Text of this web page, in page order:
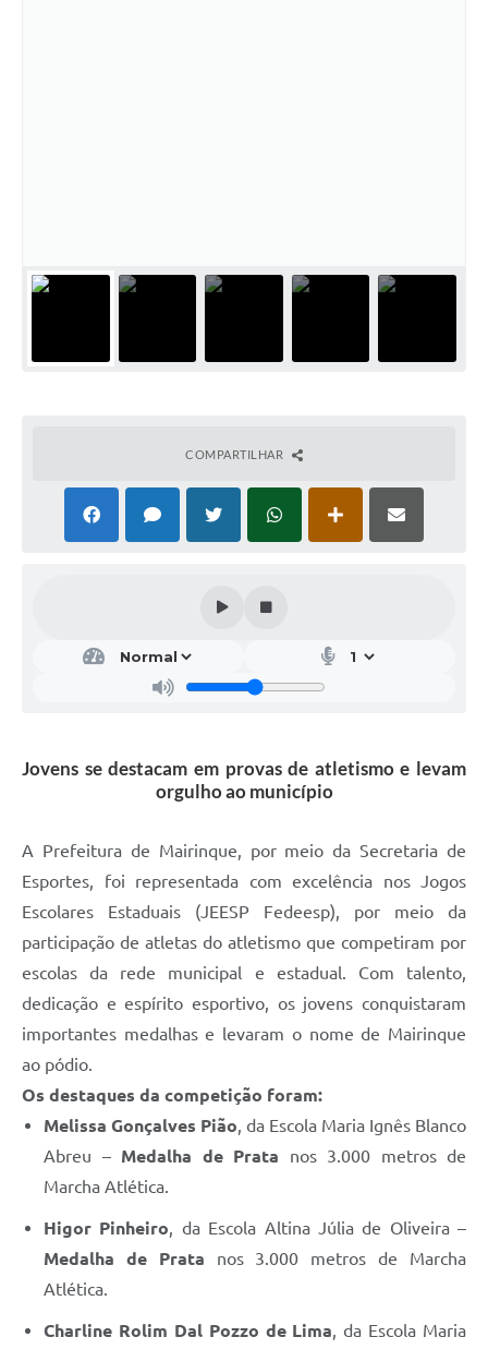
COMPARTILHAR
Jovens se destacam em provas de atletismo e levam
orgulho ao município
A Prefeitura de Mairinque, por meio da Secretaria de
Esportes, foi representada com excelência nos Jogos
Escolares Estaduais (JEESP Fedeesp), por meio da
participação de atletas do atletismo que competiram por
escolas da rede municipal e estadual. Com talento,
dedicação e espírito esportivo, os jovens conquistaram
importantes medalhas e levaram o nome de Mairinque
ao pódio.
Os destaques da competição foram:
Melissa Gonçalves Pião , da Escola Maria Ignês Blanco
Abreu – Medalha de Prata nos 3.000 metros de
Marcha Atlética.
Higor Pinheiro , da Escola Altina Júlia de Oliveira –
Medalha de Prata nos 3.000 metros de Marcha
Atlética.
Charline Rolim Dal Pozzo de Lima , da Escola Maria